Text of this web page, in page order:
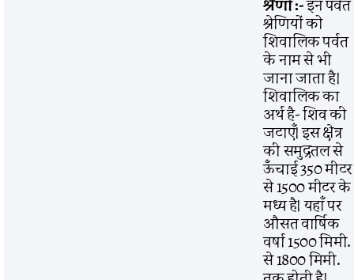
श्रेणी :-इन पर्वत
श्रेणियों को
शिवालिक पर्वत
के नाम से भी
जाना जाता है।
शिवालिक का
अर्थ है- शिव की
जटाएँ। इस क्षेत्र
की समुद्रतल से
ऊँचाई 350 मीटर
से 1500 मीटर के
मध्य है। यहाँ पर
औसत वार्षिक
वर्षा 1500 मिमी.
से 1800 मिमी.